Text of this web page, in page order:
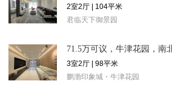
2室2厅 | 104平米
君临天下御景园
3室2厅 | 98平米
鹏渤印象城・牛津花园